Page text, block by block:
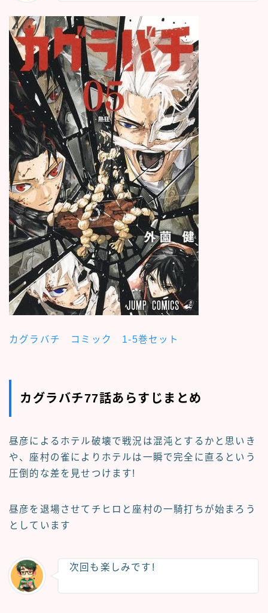
カグラバチ コミック 1-5巻セット
カグラバチ77話あらすじまとめ
昼彦によるホテル破壊で戦況は混沌とするかと思いき
や、座村の雀によりホテルは一瞬で完全に直るという
圧倒的な差を見せつけます!
昼彦を退場させてチヒロと座村の一騎打ちが始まろう
としています
次回も楽しみです!